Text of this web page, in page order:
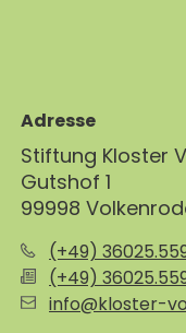
Adresse
Stiftung Kloster
Gutshof 1
99998
(+49)
(+49)
info@kloster-